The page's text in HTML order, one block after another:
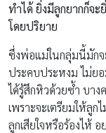
ทำได้ ยิ่งมีลูกยากก็จ
โดยปริยาย
ซึ่งพ่อแม่ในกลุ่มนี้มักจ
ประคบประหงม ไม่ย
ได้รู้สึกหิวด้วยซ้ำ บาง
เพราะจะเตรียมให้ลูก
ลูกเสียใจหรือร้องไห้ อ